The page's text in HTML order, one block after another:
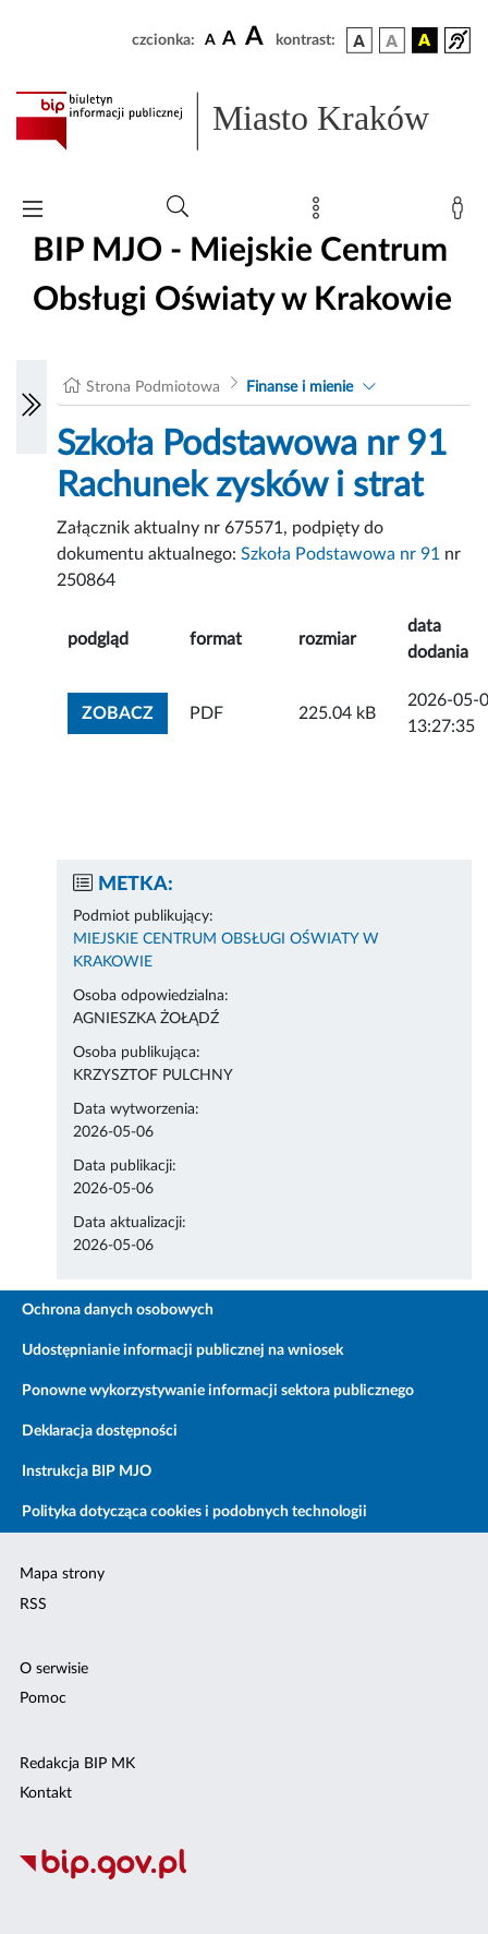
czcionka: A A A kontrast:
Miasto Kraków
BIP MJO - Miejskie Centrum
Obsługi Oświaty w Krakowie
Strona Podmiotowa Finanse i mienie
Szkoła Podstawowa nr 91
Rachunek zysków i strat
Załącznik aktualny nr 675571, podpięty do
dokumentu aktualnego:Szkoła Podstawowa nr 91 nr
250864
podgląd format rozmiar
data
dodania
ZOBACZZOBACZ ZAŁĄCZNIK
PDF 225.04 kB
2026-05-
13:27:35
METKA:
Podmiot publikujący:
MIEJSKIE CENTRUM OBSŁUGI OŚWIATY W
KRAKOWIE
Osoba odpowiedzialna:
AGNIESZKA ŻOŁĄDŹ
Osoba publikująca:
KRZYSZTOF PULCHNY
Data wytworzenia:
2026-05-06
Data publikacji:
2026-05-06
Data aktualizacji:
2026-05-06
Ochrona danych osobowych
Udostępnianie informacji publicznej na wniosek
Ponowne wykorzystywanie informacji sektora publicznego
Deklaracja dostępności
Instrukcja BIP MJO
Polityka dotycząca cookies i podobnych technologii
Mapa strony
RSS
O serwisie
Pomoc
Redakcja BIP MK
Kontakt